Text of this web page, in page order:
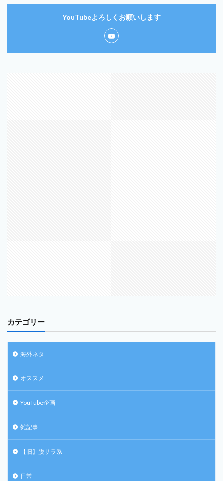
YouTubeよろしくお願いします
カテゴリー
海外ネタ
オススメ
YouTube企画
雑記事
【旧】脱サラ系
日常